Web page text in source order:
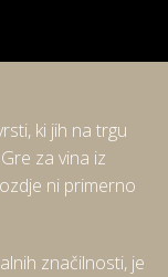
ki jih na trgu
za vina iz
ni primerno
značilnosti, je